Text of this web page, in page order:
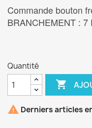
Commande bouton
BRANCHEMENT : 7
Quantité

 Derniers articles